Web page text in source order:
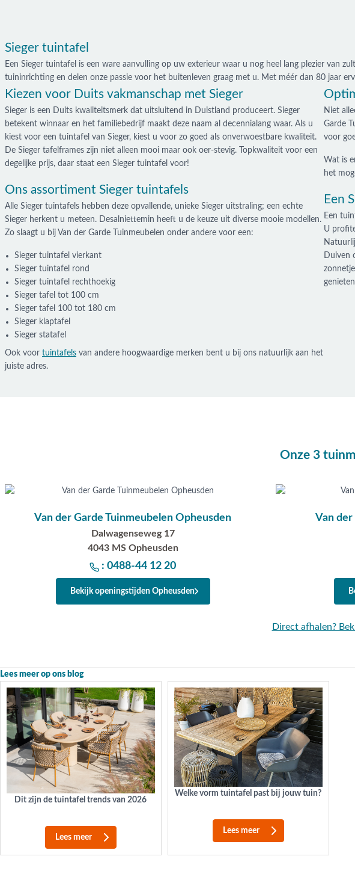
Sieger tuintafel
Een Sieger tuintafel is een ware aanvulling op uw exterieur waar u nog heel lang plezier van
tuininrichting en delen onze passie voor het buitenleven graag met u. Met méér dan 80 jaar
Kiezen voor Duits vakmanschap met Sieger
Sieger is een Duits kwaliteitsmerk dat uitsluitend in Duistland produceert. Sieger
betekent winnaar en het familiebedrijf maakt deze naam al decennialang waar. Als u
kiest voor een tuintafel van Sieger, kiest u voor zo goed als onverwoestbare kwaliteit.
De Sieger tafelframes zijn niet alleen mooi maar ook oer-stevig. Topkwaliteit voor een
degelijke prijs, daar staat een Sieger tuintafel voor!
Ons assortiment Sieger tuintafels
Alle Sieger tuintafels hebben deze opvallende, unieke Sieger uitstraling; een echte
Sieger herkent u meteen. Desalniettemin heeft u de keuze uit diverse mooie modellen.
Zo slaagt u bij Van der Garde Tuinmeubelen onder andere voor een:
Sieger tuintafel vierkant
Sieger tuintafel rond
Sieger tuintafel rechthoekig
Sieger tafel tot 100 cm
Sieger tafel 100 tot 180 cm
Sieger klaptafel
Sieger statafel
Ook voor tuintafels van andere hoogwaardige merken bent u bij ons natuurlijk aan het
juiste adres.
Niet
Garde
voor
Wat is
het
Een
Een
U
Duiven
Onze 3
Van der Garde Tuinmeubelen Opheusden
Dalwagenseweg 17
4043 MS Opheusden
: 0488-44 12 20
Bekijk openingstijden Opheusden
Van
Direct afhalen?
Lees meer op ons blog
Dit zijn de tuintafel trends van 2026
Lees meer
Welke vorm tuintafel past bij jouw tuin?
Lees meer